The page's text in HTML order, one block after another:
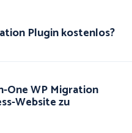
Plugin kostenlos?
One WP Migration
Website zu